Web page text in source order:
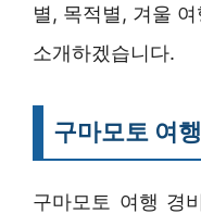
별, 목적별, 겨울
소개하겠습니다.
구마모토 여
구마모토 여행 경